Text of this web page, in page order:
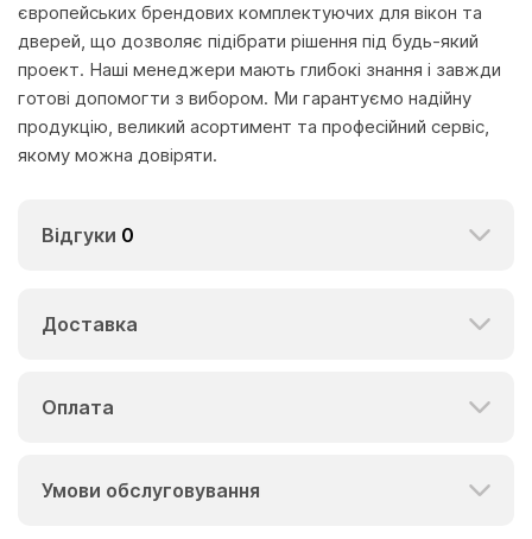
європейських брендових комплектуючих для вікон та
дверей, що дозволяє підібрати рішення під будь-який
проект. Наші менеджери мають глибокі знання і завжди
готові допомогти з вибором. Ми гарантуємо надійну
продукцію, великий асортимент та професійний сервіс,
якому можна довіряти.
Відгуки 0
Доставка
Оплата
Умови обслуговування